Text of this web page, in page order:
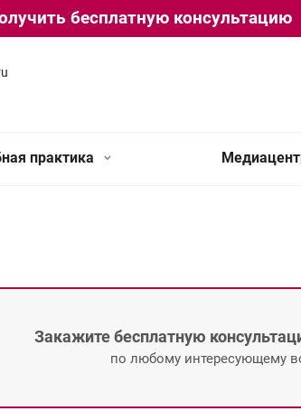
бесплатную консультацию
практика
Закажите бесплатную
по любому интересующему